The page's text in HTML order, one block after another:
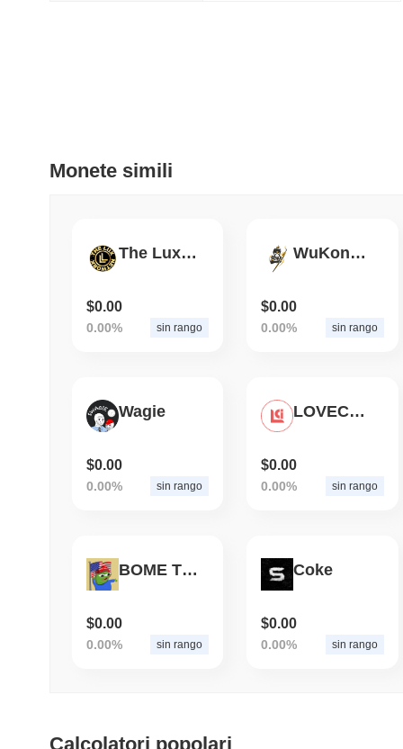
Monete simili
The Lux Network
$0.00
0.00% sin rango
WuKongDog
$0.00
0.00% sin rango
Wagie
$0.00
0.00% sin rango
LOVECHAIN
$0.00
0.00% sin rango
BOME TRUMP
$0.00
0.00% sin rango
Coke
$0.00
0.00% sin rango
Calcolatori popolari